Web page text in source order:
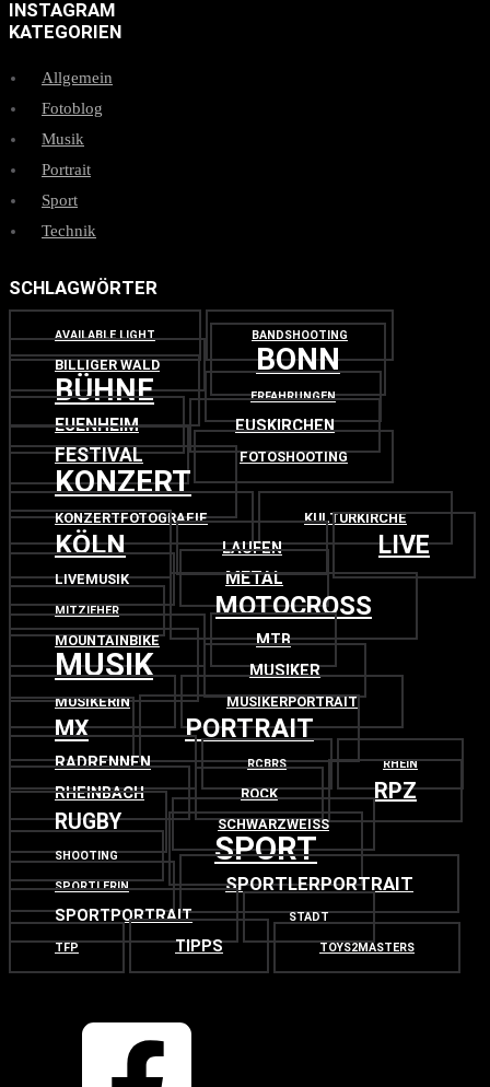
INSTAGRAM
KATEGORIEN
Allgemein
Fotoblog
Musik
Portrait
Sport
Technik
SCHLAGWÖRTER
AVAILABLE LIGHT BANDSHOOTING
BILLIGER WALD BONN
BÜHNE ERFAHRUNGEN
EUENHEIM EUSKIRCHEN
FESTIVAL FOTOSHOOTING
KONZERT
KONZERTFOTOGRAFIE KULTURKIRCHE
KÖLN LAUFEN LIVE
LIVEMUSIK METAL
MITZIEHER MOTOCROSS
MOUNTAINBIKE MTB
MUSIK MUSIKER
MUSIKERIN MUSIKERPORTRAIT
MX PORTRAIT
RADRENNEN RCBRS RHEIN
RHEINBACH ROCK RPZ
RUGBY SCHWARZWEISS
SHOOTING SPORT
SPORTLERIN SPORTLERPORTRAIT
SPORTPORTRAIT STADT
TFP TIPPS TOYS2MASTERS
OBEN